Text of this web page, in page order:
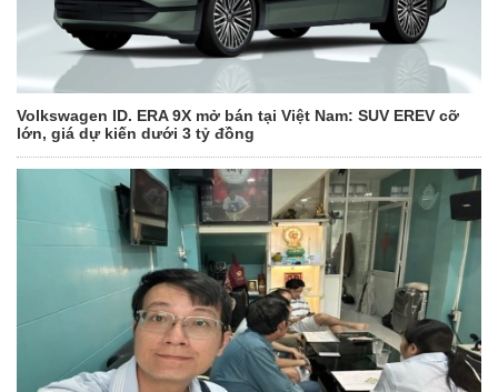
Volkswagen ID. ERA 9X mở bán tại Việt Nam: SUV EREV cỡ
lớn, giá dự kiến dưới 3 tỷ đồng